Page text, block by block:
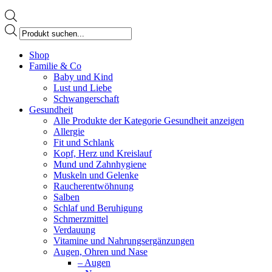
Products
search
page
opens
Shop
Familie & Co
Baby und Kind
Lust und Liebe
Schwangerschaft
Gesundheit
Alle Produkte der Kategorie Gesundheit anzeigen
Allergie
Fit und Schlank
Kopf, Herz und Kreislauf
Mund und Zahnhygiene
Muskeln und Gelenke
Raucherentwöhnung
Salben
Schlaf und Beruhigung
Schmerzmittel
Verdauung
Vitamine und Nahrungsergänzungen
Augen, Ohren und Nase
– Augen